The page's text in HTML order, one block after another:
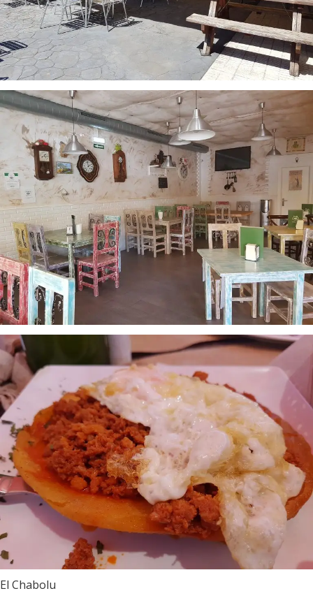
El Chabolu